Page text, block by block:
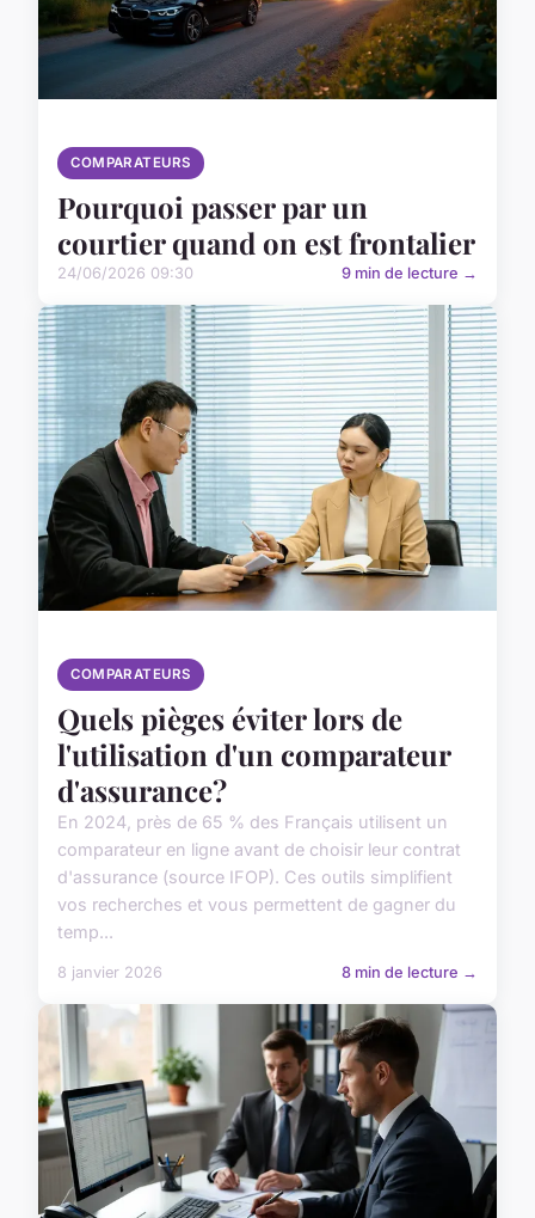
COMPARATEURS
Pourquoi passer par un
courtier quand on est frontalier
24/06/2026 09:30 9 min de lecture →
COMPARATEURS
Quels pièges éviter lors de
l'utilisation d'un comparateur
d'assurance?
En 2024, près de 65 % des Français utilisent un
comparateur en ligne avant de choisir leur contrat
d'assurance (source IFOP). Ces outils simplifient
vos recherches et vous permettent de gagner du
temp...
8 janvier 2026 8 min de lecture →